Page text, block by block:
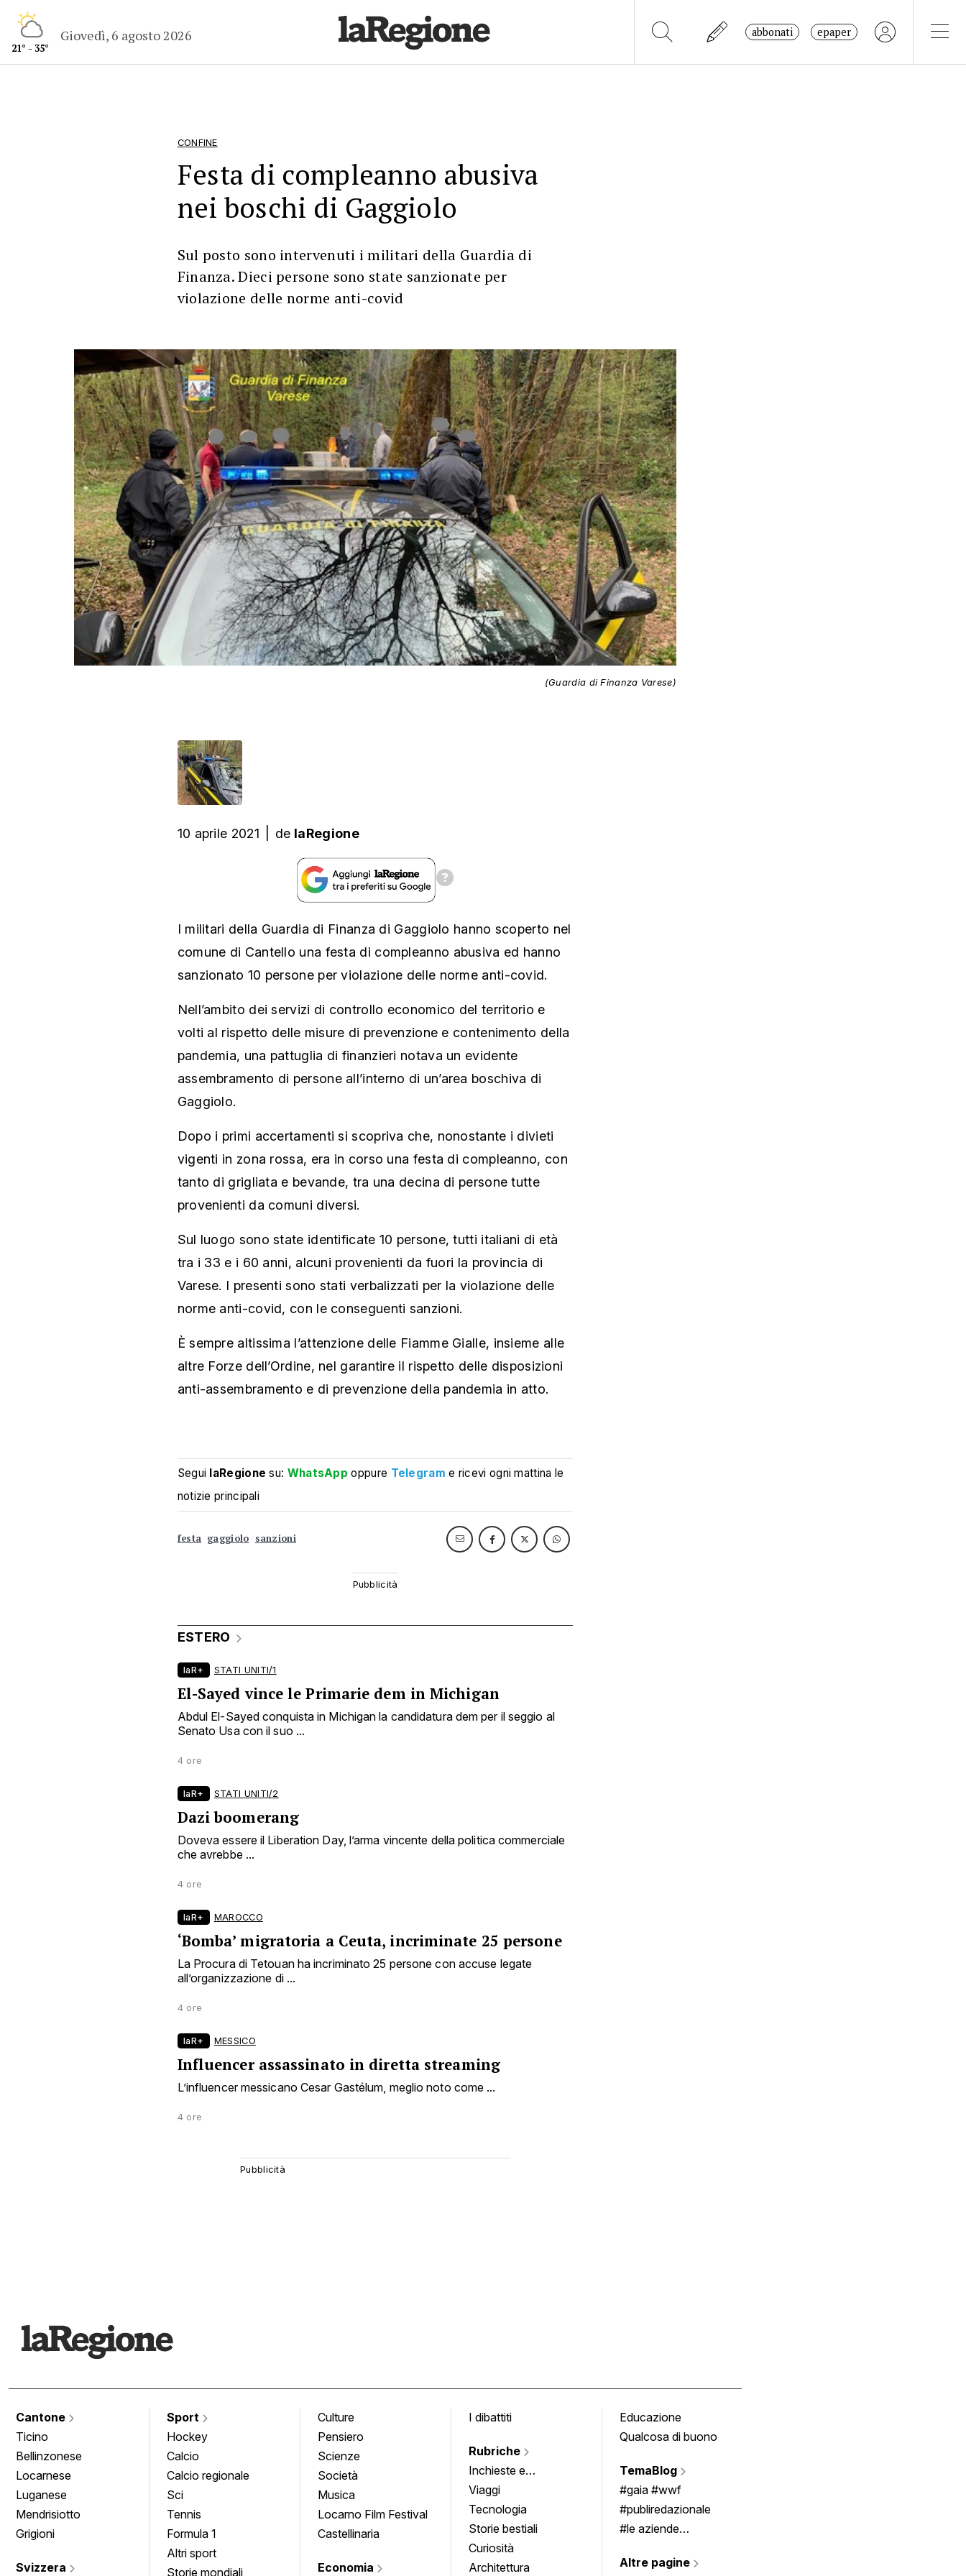
21° - 35°
Giovedì, 6 agosto 2026 abbonati epaper
CONFINE
Festa di compleanno abusiva
nei boschi di Gaggiolo
Sul posto sono intervenuti i militari della Guardia di
Finanza. Dieci persone sono state sanzionate per
violazione delle norme anti-covid
(Guardia di Finanza Varese)
10 aprile 2021 de laRegione
I militari della Guardia di Finanza di Gaggiolo hanno scoperto nel
comune di Cantello una festa di compleanno abusiva ed hanno
sanzionato 10 persone per violazione delle norme anti-covid.
Nell’ambito dei servizi di controllo economico del territorio e
volti al rispetto delle misure di prevenzione e contenimento della
pandemia, una pattuglia di finanzieri notava un evidente
assembramento di persone all’interno di un’area boschiva di
Gaggiolo.
Dopo i primi accertamenti si scopriva che, nonostante i divieti
vigenti in zona rossa, era in corso una festa di compleanno, con
tanto di grigliata e bevande, tra una decina di persone tutte
provenienti da comuni diversi.
Sul luogo sono state identificate 10 persone, tutti italiani di età
tra i 33 e i 60 anni, alcuni provenienti da fuori la provincia di
Varese. I presenti sono stati verbalizzati per la violazione delle
norme anti-covid, con le conseguenti sanzioni.
È sempre altissima l’attenzione delle Fiamme Gialle, insieme alle
altre Forze dell’Ordine, nel garantire il rispetto delle disposizioni
anti-assembramento e di prevenzione della pandemia in atto.
Segui laRegione su: WhatsApp oppure Telegram e ricevi ogni mattina le
notizie principali
festa gaggiolo sanzioni
ESTERO
laR+ STATI UNITI/1
El-Sayed vince le Primarie dem in Michigan
Abdul El-Sayed conquista in Michigan la candidatura dem per il seggio al
Senato Usa con il suo ...
4 ore
laR+ STATI UNITI/2
Dazi boomerang
Doveva essere il Liberation Day, l’arma vincente della politica commerciale
che avrebbe ...
4 ore
laR+ MAROCCO
‘Bomba’ migratoria a Ceuta, incriminate 25 persone
La Procura di Tetouan ha incriminato 25 persone con accuse legate
all’organizzazione di ...
4 ore
laR+ MESSICO
Influencer assassinato in diretta streaming
L’influencer messicano Cesar Gastélum, meglio noto come ...
4 ore
Cantone
Ticino
Bellinzonese
Locarnese
Luganese
Mendrisiotto
Grigioni
Svizzera
Sport
Hockey
Calcio
Calcio regionale
Sci
Tennis
Formula 1
Altri sport
Storie mondiali
Culture
Pensiero
Scienze
Società
Musica
Locarno Film Festival
Castellinaria
Economia
I dibattiti
Rubriche
Inchieste e
approfondimenti
Viaggi
Tecnologia
Storie bestiali
Curiosità
Architettura
Educazione
Qualcosa di buono
TemaBlog
#gaia #wwf
#publiredazionale
#le aziende
Altre pagine